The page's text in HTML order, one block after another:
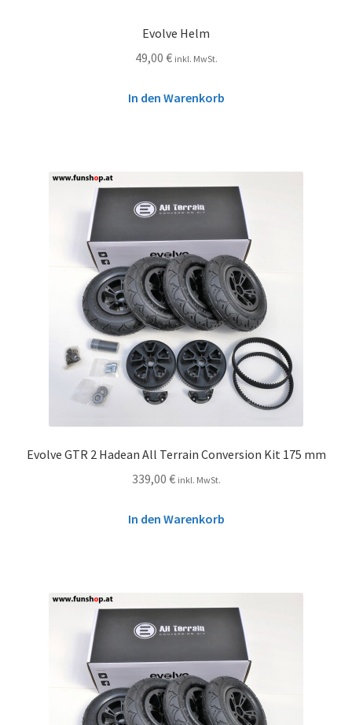
Evolve Helm
49,00 € inkl. MwSt.
In den Warenkorb
Evolve GTR 2 Hadean All Terrain Conversion Kit 175 mm
339,00 € inkl. MwSt.
In den Warenkorb